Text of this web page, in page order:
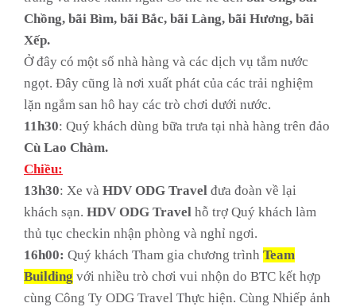
Chồng, bãi Bìm, bãi Bắc, bãi Làng, bãi Hương, bãi
Xếp.
Ở đây có một số nhà hàng và các dịch vụ tắm nước
ngọt. Đây cũng là nơi xuất phát của các trải nghiệm
lặn ngắm san hô hay các trò chơi dưới nước.
11h30: Quý khách dùng bữa trưa tại nhà hàng trên đảo
Cù Lao Chàm.
Chiều:
13h30: Xe và HDV ODG Travel đưa đoàn về lại
khách sạn. HDV ODG Travel hỗ trợ Quý khách làm
thủ tục checkin nhận phòng và nghỉ ngơi.
16h00: Quý khách Tham gia chương trình Team
Building với nhiều trò chơi vui nhộn do BTC kết hợp
cùng Công Ty ODG Travel Thực hiện. Cùng Nhiếp ảnh